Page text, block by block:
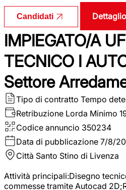
Candidati
IMPIEGATO/A
TECNICO I
Settore
Tipo di contratto Tempo
Retribuzione Lorda Minimo
Codice annuncio 350234
Data di pubblicazione 7/8/
Città Santo Stino di Livenza
Attività principali:Disegno
commesse tramite Autocad